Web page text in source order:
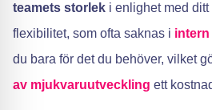
teamets storlek i enlighet med
flexibilitet, som ofta saknas i
du bara för det du behöver, vilket
av mjukvaruutveckling ett